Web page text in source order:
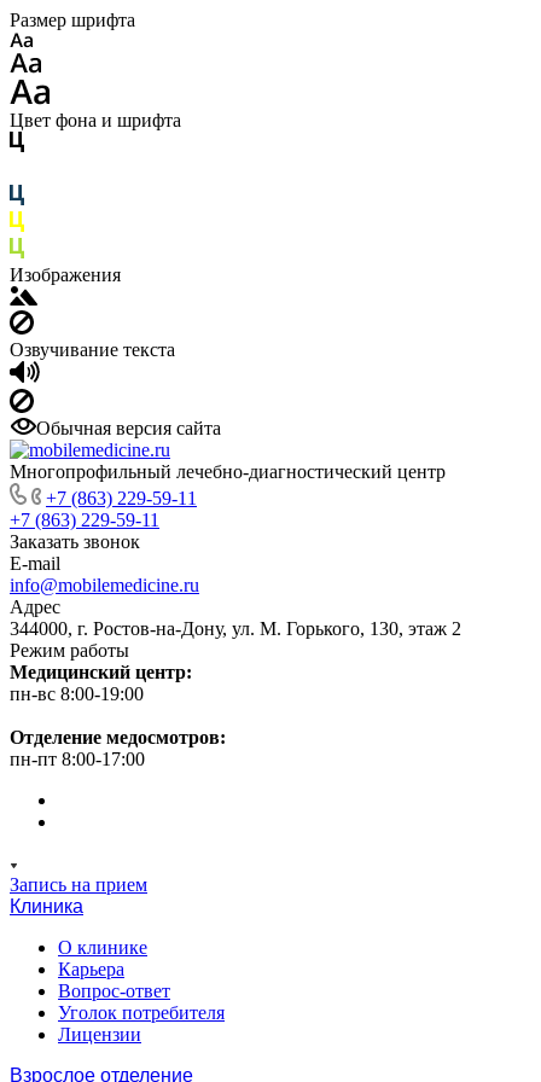
Размер шрифта
Цвет фона и шрифта
Изображения
Озвучивание текста
Обычная версия сайта
Многопрофильный лечебно-диагностический центр
+7 (863) 229-59-11
+7 (863) 229-59-11
Заказать звонок
E-mail
info@mobilemedicine.ru
Адрес
344000, г. Ростов-на-Дону, ул. М. Горького, 130, этаж 2
Режим работы
Медицинский центр:
пн-вс 8:00-19:00
Отделение медосмотров:
пн-пт 8:00-17:00
Запись на прием
Клиника
О клинике
Карьера
Вопрос-ответ
Уголок потребителя
Лицензии
Взрослое отделение